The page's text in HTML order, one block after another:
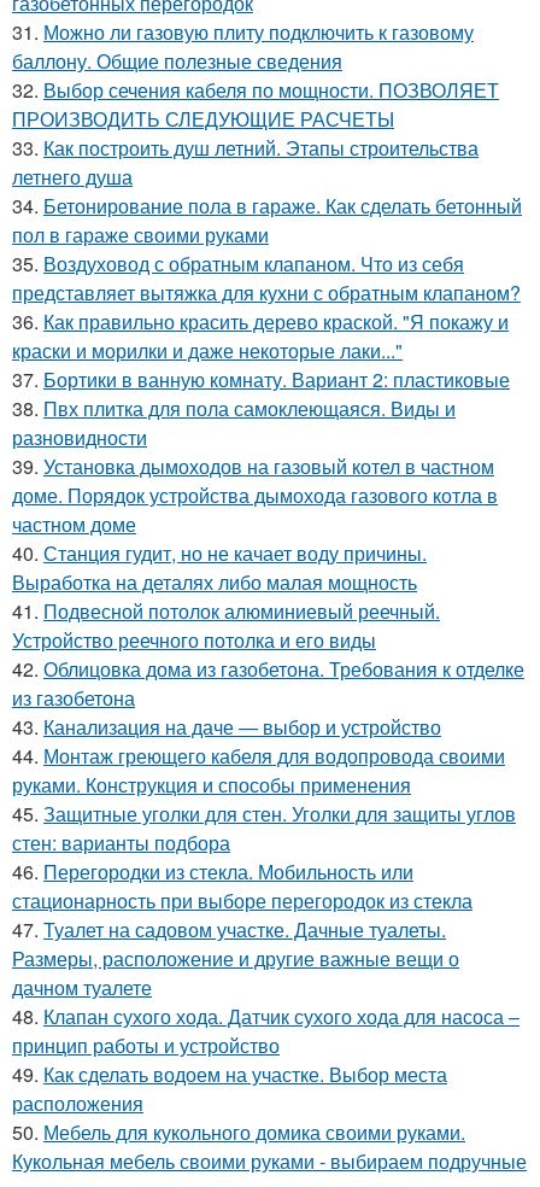
31. Можно ли газовую плиту подключить к газовому
баллону. Общие полезные сведения
32. Выбор сечения кабеля по мощности. ПОЗВОЛЯЕТ
ПРОИЗВОДИТЬ СЛЕДУЮЩИЕ РАСЧЕТЫ
33. Как построить душ летний. Этапы строительства
летнего душа
34. Бетонирование пола в гараже. Как сделать бетонный
пол в гараже своими руками
35. Воздуховод с обратным клапаном. Что из себя
представляет вытяжка для кухни с обратным клапаном?
36. Как правильно красить дерево краской. "Я покажу и
краски и морилки и даже некоторые лаки..."
37. Бортики в ванную комнату. Вариант 2: пластиковые
38. Пвх плитка для пола самоклеющаяся. Виды и
разновидности
39. Установка дымоходов на газовый котел в частном
доме. Порядок устройства дымохода газового котла в
частном доме
40. Станция гудит, но не качает воду причины.
Выработка на деталях либо малая мощность
41. Подвесной потолок алюминиевый реечный.
Устройство реечного потолка и его виды
42. Облицовка дома из газобетона. Требования к отделке
из газобетона
43. Канализация на даче — выбор и устройство
44. Монтаж греющего кабеля для водопровода своими
руками. Конструкция и способы применения
45. Защитные уголки для стен. Уголки для защиты углов
стен: варианты подбора
46. Перегородки из стекла. Мобильность или
стационарность при выборе перегородок из стекла
47. Туалет на садовом участке. Дачные туалеты.
Размеры, расположение и другие важные вещи о
дачном туалете
48. Клапан сухого хода. Датчик сухого хода для насоса –
принцип работы и устройство
49. Как сделать водоем на участке. Выбор места
расположения
50. Мебель для кукольного домика своими руками.
Кукольная мебель своими руками - выбираем подручные